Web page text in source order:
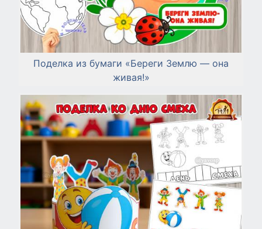
Поделка из бумаги «Береги Землю — она
живая!»